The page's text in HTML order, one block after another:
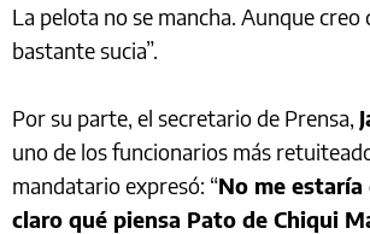
La pelota no se mancha. Aunque creo
bastante sucia”.
Por su parte, el secretario de Prensa,
uno de los funcionarios más
mandatario expresó: “No me
claro qué piensa Pato de Chiqui